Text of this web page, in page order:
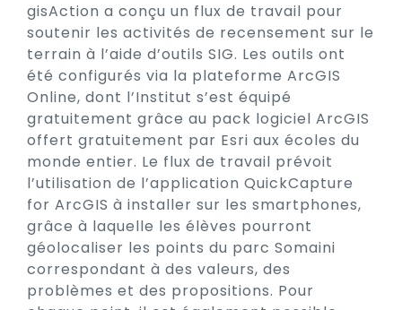
gisAction a conçu un flux de travail pour
soutenir les activités de recensement sur le
terrain à l’aide d’outils SIG. Les outils ont
été configurés via la plateforme ArcGIS
Online, dont l’Institut s’est équipé
gratuitement grâce au pack logiciel ArcGIS
offert gratuitement par Esri aux écoles du
monde entier. Le flux de travail prévoit
l’utilisation de l’application QuickCapture
for ArcGIS à installer sur les smartphones,
grâce à laquelle les élèves pourront
géolocaliser les points du parc Somaini
correspondant à des valeurs, des
problèmes et des propositions. Pour